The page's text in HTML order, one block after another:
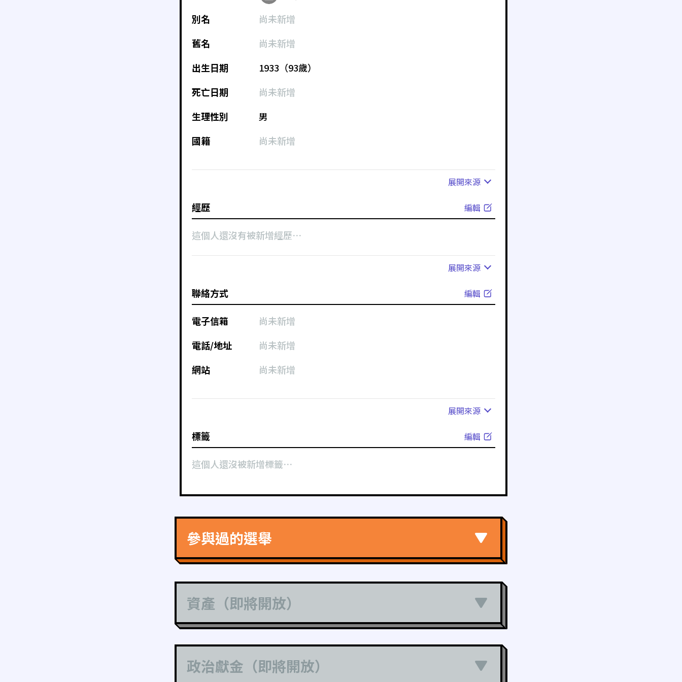
別名
尚未新增
舊名
尚未新增
出生日期
1933（93歲）
死亡日期
尚未新增
生理性別
男
國籍
尚未新增
展開來源
經歷 編輯
這個人還沒有被新增經歷⋯
展開來源
聯絡方式 編輯
電子信箱
尚未新增
電話/地址
尚未新增
網站
尚未新增
展開來源
標籤 編輯
這個人還沒被新增標籤⋯
參與過的選舉
資產（即將開放）
政治獻金（即將開放）